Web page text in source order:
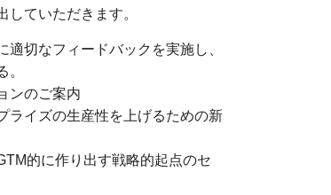
ていただきます。
切なフィードバックを実施し、
。
ンのご案内
ライズの生産性を上げるための新
的に作り出す戦略的起点のセ